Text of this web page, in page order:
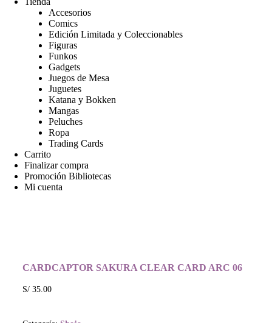
Accesorios
Comics
Edición Limitada y Coleccionables
Figuras
Funkos
Gadgets
Juegos de Mesa
Juguetes
Katana y Bokken
Mangas
Peluches
Ropa
Trading Cards
Carrito
Finalizar compra
Promoción Bibliotecas
Mi cuenta
CARDCAPTOR SAKURA CLEAR CARD ARC 06
S/35.00